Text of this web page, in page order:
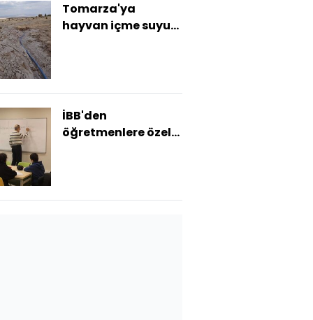
Tomarza'ya
hayvan içme suyu
İBB'den
öğretmenlere özel